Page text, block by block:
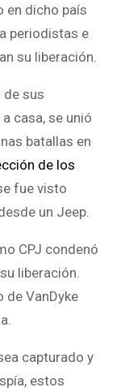
en dicho país
periodistas e
su liberación.
de sus
casa, se unió
batallas en
de los
fue visto
un Jeep.
CPJ condenó
liberación.
de VanDyke
capturado y
estos